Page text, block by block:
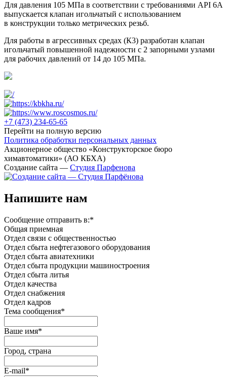
Для давления 105 МПа в соответствии с требованиями API 6A
выпускается клапан игольчатый с использованием
в конструкции только метрических резьб.
Для работы в агрессивных средах (К3) разработан клапан
игольчатый повышенной надежности с 2 запорными узлами
для рабочих давлений от 14 до 105 МПа.
+7 (473) 234-65-65
Перейти на полную версию
Политика обработки персональных данных
Акционерное общество «Конструкторское бюро
химавтоматики» (АО КБХА)
Создание сайта — Студия Парфенова
Напишите нам
Сообщение отправить в:*
Общая приемная
Отдел связи с общественностью
Oтдел сбыта нефтегазового оборудования
Отдел сбыта авиатехники
Отдел сбыта продукции машиностроения
Отдел сбыта литья
Отдел качества
Oтдел снабжения
Отдел кадров
Тема сообщения*
Ваше имя*
Город, страна
E-mail*